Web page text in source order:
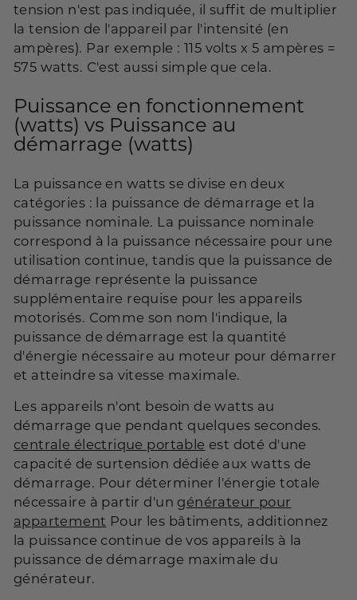
tension n'est pas indiquée, il suffit de multiplier
la tension de l'appareil par l'intensité (en
ampères). Par exemple : 115 volts x 5 ampères =
575 watts. C'est aussi simple que cela.
Puissance en fonctionnement
(watts) vs Puissance au
démarrage (watts)
La puissance en watts se divise en deux
catégories : la puissance de démarrage et la
puissance nominale. La puissance nominale
correspond à la puissance nécessaire pour une
utilisation continue, tandis que la puissance de
démarrage représente la puissance
supplémentaire requise pour les appareils
motorisés. Comme son nom l'indique, la
puissance de démarrage est la quantité
d'énergie nécessaire au moteur pour démarrer
et atteindre sa vitesse maximale.
Les appareils n'ont besoin de watts au
démarrage que pendant quelques secondes.
centrale électrique portable est doté d'une
capacité de surtension dédiée aux watts de
démarrage. Pour déterminer l'énergie totale
nécessaire à partir d'un générateur pour
appartement Pour les bâtiments, additionnez
la puissance continue de vos appareils à la
puissance de démarrage maximale du
générateur.